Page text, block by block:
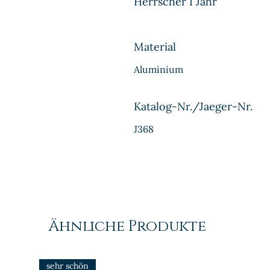
Material
Aluminium
Katalog-Nr./Jaeger-Nr.
J368
Ähnliche Produkte
sehr schön